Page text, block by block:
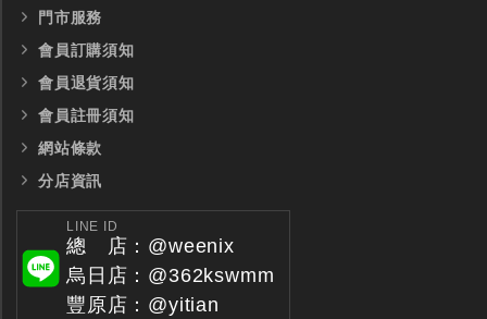
門市服務
會員訂購須知
會員退貨須知
會員註冊須知
網站條款
分店資訊
LINE ID
總 店：@weenix
烏日店：@362kswmm
豐原店：@yitian